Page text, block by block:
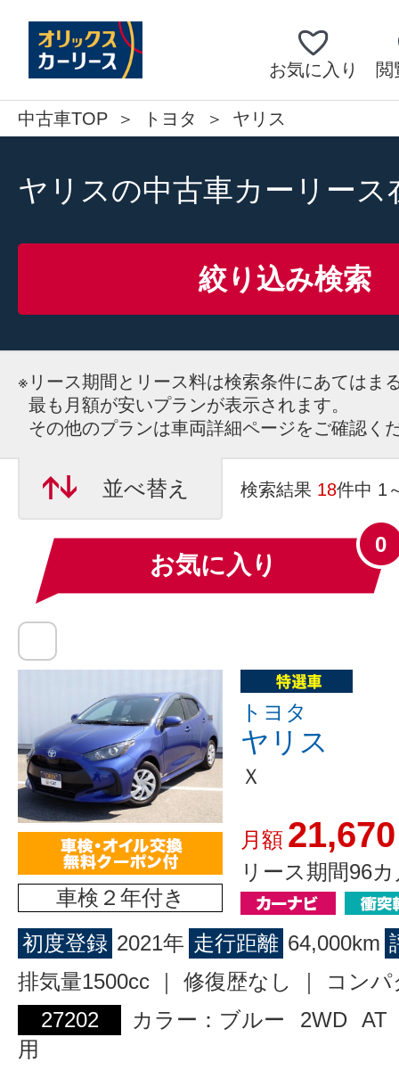
お気に入り 閲
中古車TOP トヨタ ヤリス
ヤリスの中古車カーリース
絞り込み検索
※ リース期間とリース料は検索条件にあてはま
最も月額が安いプランが表示されます。
その他のプランは車両詳細ページをご確認く
並べ替え 検索結果 18件中 1
お気に入り
0
車検２年付き
トヨタ
ヤリス
Ｘ
月額 21,670
リース期間96
初度登録 2021年 走行距離 64,000km
排気量1500cc ｜ 修復歴なし ｜ コン
27202
カラー：ブルー 2WD AT
用